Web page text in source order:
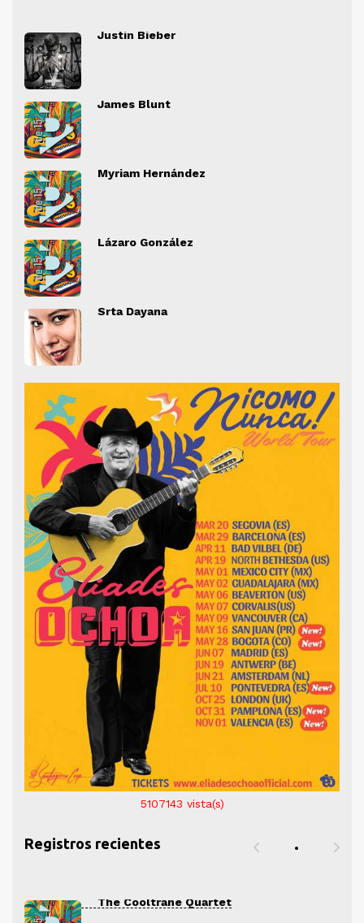
Justin Bieber
James Blunt
Myriam Hernández
Lázaro González
Srta Dayana
5107143 vista(s)
Registros recientes
The Cooltrane Quartet